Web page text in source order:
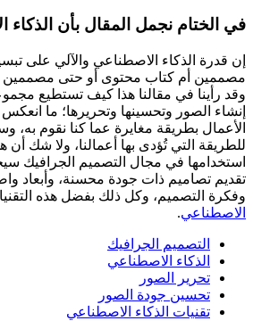
في الختام نجمل المقال بأن
إن قدرة الذكاء الاصطناعي والآلي على
مصممين أم كتاب محتوى أو حتى مصممين
وقد رأينا في مقالنا هذا كيف تستطيع
إنشاء الصور وتحسينها وتحريرها؛ ما
الأعمال بطريقة مغايرة عما كنا نقوم به،
للطريقة التي تُؤدى بها أعمالنا، ولا شك أن
استخدامها في مجال التصميم الجرافيك
تقديم تصاميم ذات جودة محسنة، وأبعاد
وفكرة التصميم، وكل ذلك بفضل هذه
الاصطناعي.
التصميم الجرافيك
الذكاء الاصطناعي
تحرير الصور
تحسين جودة الصور
تقنيات الذكاء الاصطناعي